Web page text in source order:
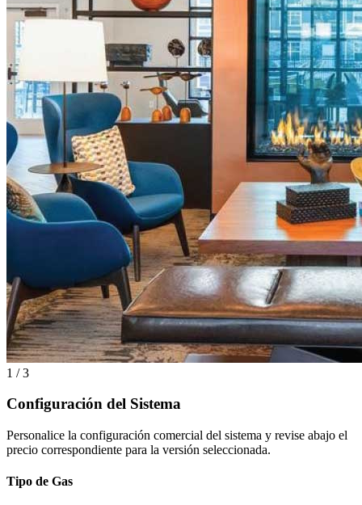
1 / 3
Configuración del Sistema
Personalice la configuración comercial del sistema y revise abajo el
precio correspondiente para la versión seleccionada.
Tipo de Gas